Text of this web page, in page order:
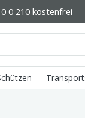
0 210 kostenfrei